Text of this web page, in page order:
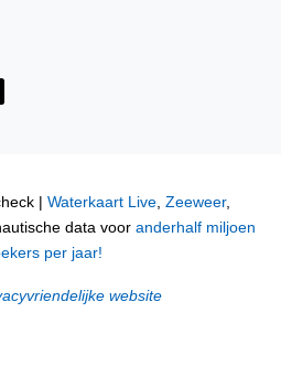
| Waterkaart Live, Zeeweer,
data voor anderhalf miljoen
per jaar!
website